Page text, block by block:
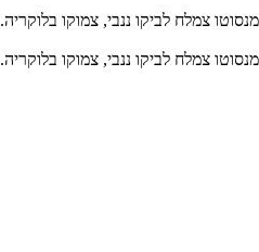
צמלח לביקו ננבי, צמוקו בלוקריה.
צמלח לביקו ננבי, צמוקו בלוקריה.